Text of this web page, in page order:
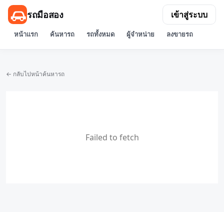
รถมือสอง
หน้าแรก ค้นหารถ รถทั้งหมด ผู้จำหน่าย ลงขายรถ
เข้าสู่ระบบ
← กลับไปหน้าค้นหารถ
Failed to fetch